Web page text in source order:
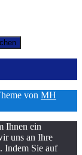
von MH
Ihnen ein
uns an Ihre
Indem Sie auf